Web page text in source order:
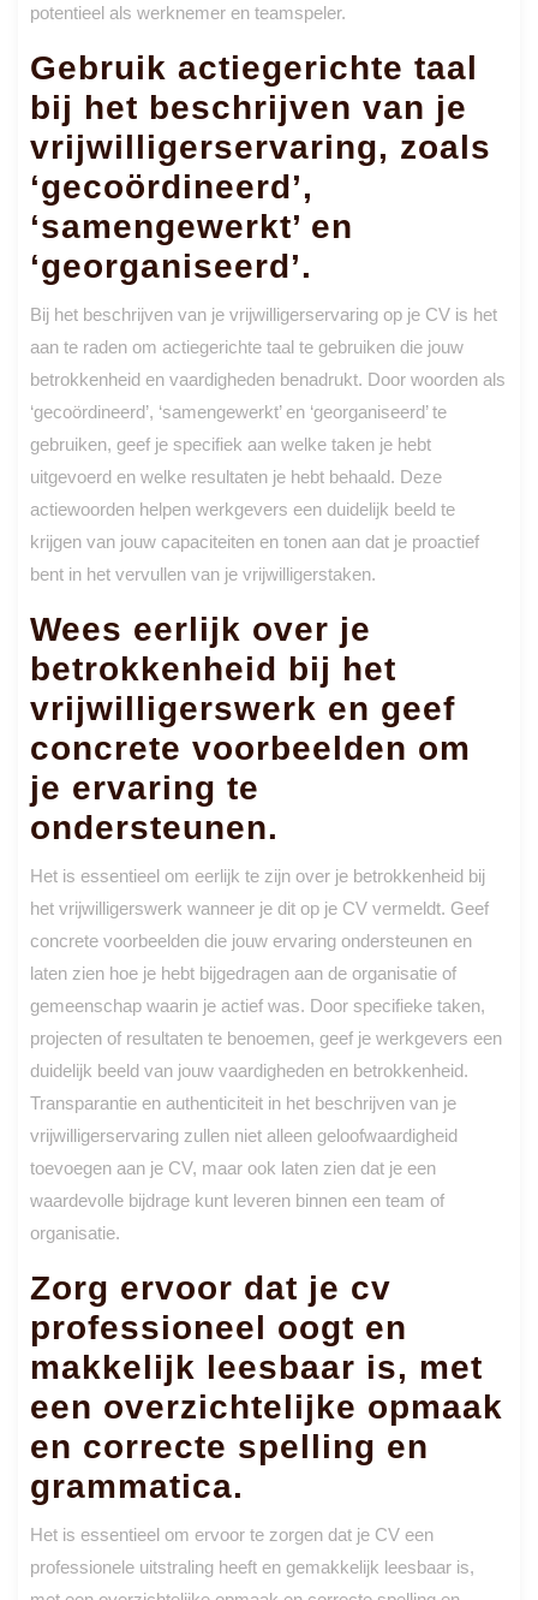
potentieel als werknemer en teamspeler.
Gebruik actiegerichte taal
bij het beschrijven van je
vrijwilligerservaring, zoals
‘gecoördineerd’,
‘samengewerkt’ en
‘georganiseerd’.
Bij het beschrijven van je vrijwilligerservaring op je CV is het
aan te raden om actiegerichte taal te gebruiken die jouw
betrokkenheid en vaardigheden benadrukt. Door woorden als
‘gecoördineerd’, ‘samengewerkt’ en ‘georganiseerd’ te
gebruiken, geef je specifiek aan welke taken je hebt
uitgevoerd en welke resultaten je hebt behaald. Deze
actiewoorden helpen werkgevers een duidelijk beeld te
krijgen van jouw capaciteiten en tonen aan dat je proactief
bent in het vervullen van je vrijwilligerstaken.
Wees eerlijk over je
betrokkenheid bij het
vrijwilligerswerk en geef
concrete voorbeelden om
je ervaring te
ondersteunen.
Het is essentieel om eerlijk te zijn over je betrokkenheid bij
het vrijwilligerswerk wanneer je dit op je CV vermeldt. Geef
concrete voorbeelden die jouw ervaring ondersteunen en
laten zien hoe je hebt bijgedragen aan de organisatie of
gemeenschap waarin je actief was. Door specifieke taken,
projecten of resultaten te benoemen, geef je werkgevers een
duidelijk beeld van jouw vaardigheden en betrokkenheid.
Transparantie en authenticiteit in het beschrijven van je
vrijwilligerservaring zullen niet alleen geloofwaardigheid
toevoegen aan je CV, maar ook laten zien dat je een
waardevolle bijdrage kunt leveren binnen een team of
organisatie.
Zorg ervoor dat je cv
professioneel oogt en
makkelijk leesbaar is, met
een overzichtelijke opmaak
en correcte spelling en
grammatica.
Het is essentieel om ervoor te zorgen dat je CV een
professionele uitstraling heeft en gemakkelijk leesbaar is,